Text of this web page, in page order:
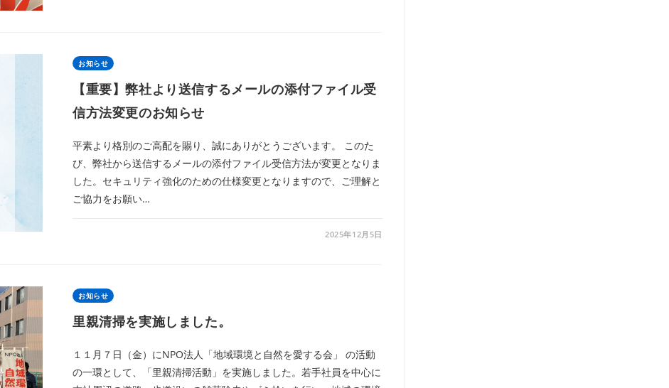
お知らせ
【重要】弊社より送信するメールの添付ファイル受
信方法変更のお知らせ
平素より格別のご高配を賜り、誠にありがとうございます。 このた
び、弊社から送信するメールの添付ファイル受信方法が変更となりま
した。セキュリティ強化のための仕様変更となりますので、ご理解と
ご協力をお願い…
2025年12月5日
お知らせ
里親清掃を実施しました。
１１月７日（金）にNPO法人「地域環境と自然を愛する会」 の活動
の一環として、「里親清掃活動」を実施しました。若手社員を中心に